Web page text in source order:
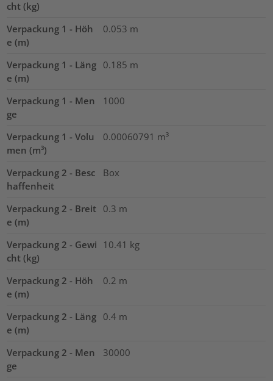
cht (kg)
Verpackung 1 - Höh
e (m)
0.053 m
Verpackung 1 - Läng
e (m)
0.185 m
Verpackung 1 - Men
ge
1000
Verpackung 1 - Volu
men (m³)
0.00060791 m³
Verpackung 2 - Besc
haffenheit
Box
Verpackung 2 - Breit
e (m)
0.3 m
Verpackung 2 - Gewi
cht (kg)
10.41 kg
Verpackung 2 - Höh
e (m)
0.2 m
Verpackung 2 - Läng
e (m)
0.4 m
Verpackung 2 - Men
ge
30000